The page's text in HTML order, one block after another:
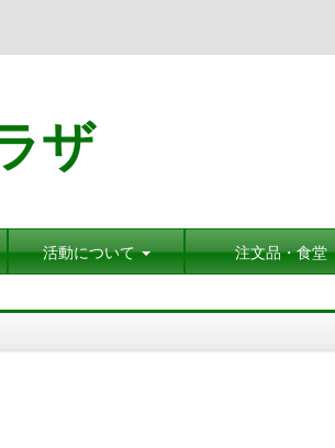
ザ
活動について 注文品・食堂